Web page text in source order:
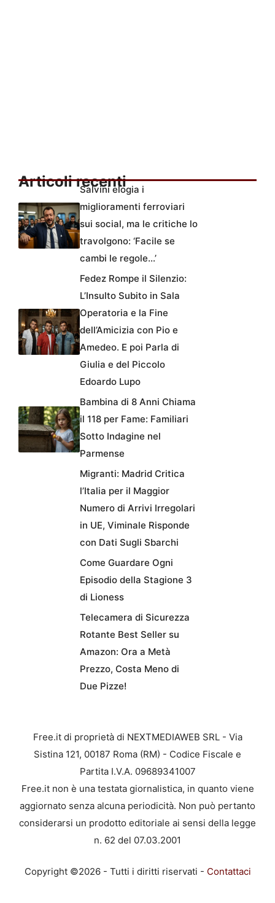
Articoli recenti
Salvini elogia i
miglioramenti ferroviari
sui social, ma le critiche lo
travolgono: ‘Facile se
cambi le regole…’
Fedez Rompe il Silenzio:
L’Insulto Subito in Sala
Operatoria e la Fine
dell’Amicizia con Pio e
Amedeo. E poi Parla di
Giulia e del Piccolo
Edoardo Lupo
Bambina di 8 Anni Chiama
il 118 per Fame: Familiari
Sotto Indagine nel
Parmense
Migranti: Madrid Critica
l’Italia per il Maggior
Numero di Arrivi Irregolari
in UE, Viminale Risponde
con Dati Sugli Sbarchi
Come Guardare Ogni
Episodio della Stagione 3
di Lioness
Telecamera di Sicurezza
Rotante Best Seller su
Amazon: Ora a Metà
Prezzo, Costa Meno di
Due Pizze!
Free.it di proprietà di NEXTMEDIAWEB SRL - Via
Sistina 121, 00187 Roma (RM) - Codice Fiscale e
Partita I.V.A. 09689341007
Free.it non è una testata giornalistica, in quanto viene
aggiornato senza alcuna periodicità. Non può pertanto
considerarsi un prodotto editoriale ai sensi della legge
n. 62 del 07.03.2001
Copyright ©2026 - Tutti i diritti riservati - Contattaci